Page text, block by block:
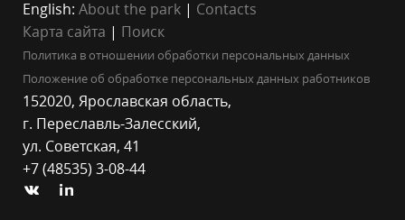
English: About the park | Contacts
Карта сайта | Поиск
Политика в отношении обработки персональных данных
Положение об обработке персональных данных работников
152020, Ярославская область,
г. Переславль-Залесский,
ул. Советская, 41
+7 (48535) 3-08-44